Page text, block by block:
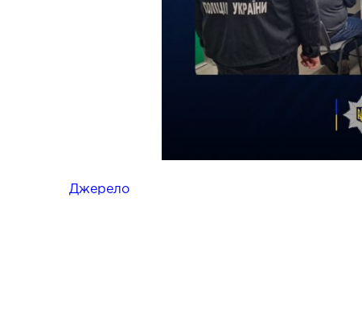
Джерело